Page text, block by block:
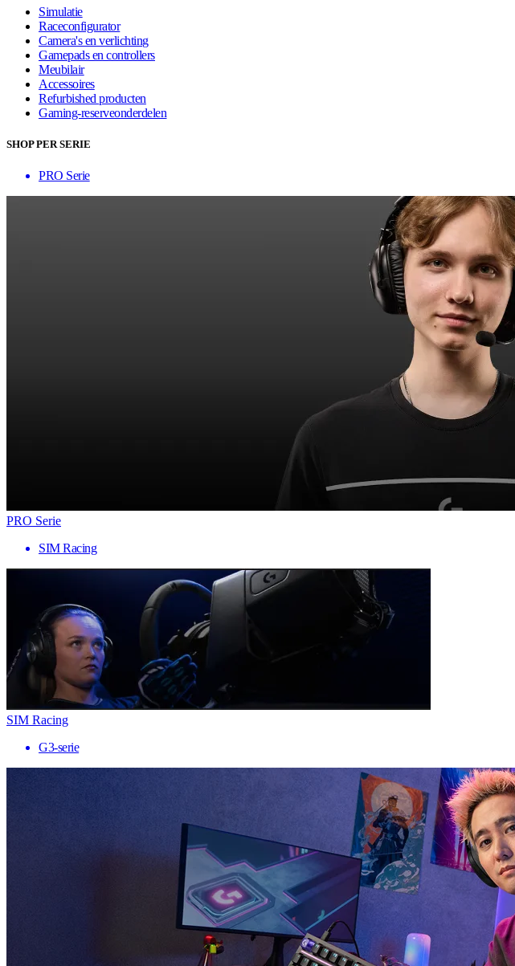
Simulatie
Raceconfigurator
Camera's en verlichting
Gamepads en controllers
Meubilair
Accessoires
Refurbished producten
Gaming-reserveonderdelen
SHOP PER SERIE
PRO Serie
PRO Serie
SIM Racing
SIM Racing
G3-serie